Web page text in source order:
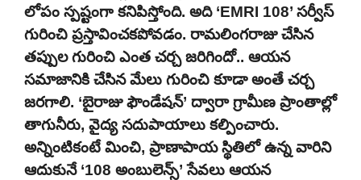
లోపం స్పష్టంగా కనిపిస్తోంది. అది ‘EMRI 108’ సర్వీస్
గురించి ప్రస్తావించకపోవడం. రామలింగరాజు చేసిన
తప్పుల గురించి ఎంత చర్చ జరిగిందో.. ఆయన
సమాజానికి చేసిన మేలు గురించి కూడా అంతే చర్చ
జరగాలి. ‘బైరాజు ఫౌండేషన్’ ద్వారా గ్రామీణ ప్రాంతాల్లో
తాగునీరు, వైద్య సదుపాయాలు కల్పించారు.
అన్నింటికంటే మించి, ప్రాణాపాయ స్థితిలో ఉన్న వారిని
ఆదుకునే ‘108 అంబులెన్స్’ సేవలు ఆయన